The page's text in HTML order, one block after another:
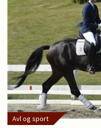
Avl og sport